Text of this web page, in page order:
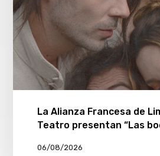
La Alianza Francesa de
Teatro presentan “Las
06/08/2026